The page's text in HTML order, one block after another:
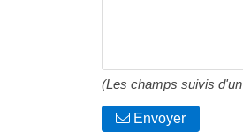
(Les champs suivis d'un
Envoyer